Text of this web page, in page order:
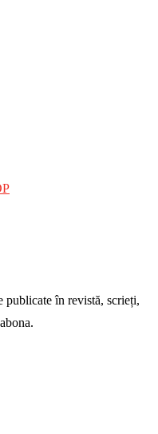
în revistă, scrieți,